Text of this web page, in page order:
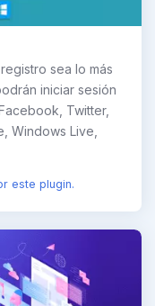
sea lo más
iniciar sesión
Twitter,
Windows Live,
este plugin.